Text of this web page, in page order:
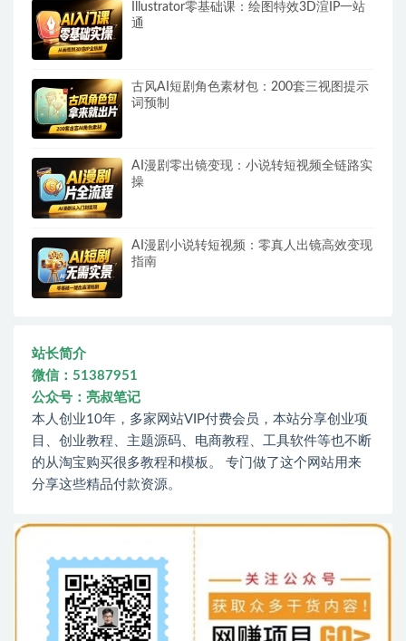
Illustrator零基础课：绘图特效3D渲IP一站
通
古风AI短剧角色素材包：200套三视图提示
词预制
AI漫剧零出镜变现：小说转短视频全链路实
操
AI漫剧小说转短视频：零真人出镜高效变现
指南
站长简介
微信：51387951
公众号：亮叔笔记
本人创业10年，多家网站VIP付费会员，本站分享创业项
目、创业教程、主题源码、电商教程、工具软件等也不断
的从淘宝购买很多教程和模板。 专门做了这个网站用来
分享这些精品付款资源。